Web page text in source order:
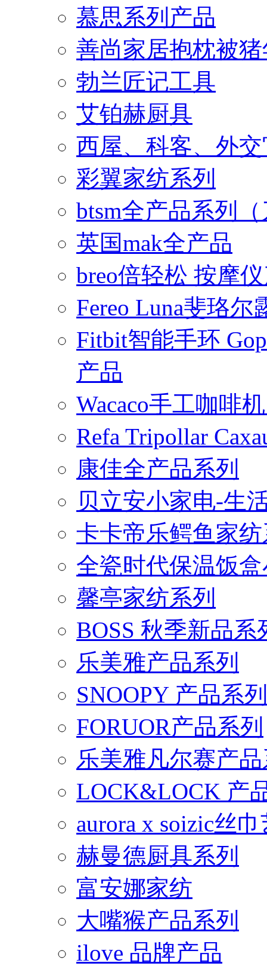
慕思系列产品
善尚家居抱枕被
勃兰匠记工具
艾铂赫厨具
西屋、科客、外
彩翼家纺系列
btsm全产品系列
英国mak全产品
breo倍轻松 按摩
Fereo Luna斐珞
Fitbit智能手环
产品
Wacaco手工咖啡
Refa Tripollar
康佳全产品系列
贝立安小家电-生
卡卡帝乐鳄鱼家
全瓷时代保温饭
馨亭家纺系列
BOSS 秋季新品系
乐美雅产品系列
SNOOPY 产品系列
FORUOR产品系列
乐美雅凡尔赛产
LOCK&LOCK 产
aurora x soizic丝
赫曼德厨具系列
富安娜家纺
大嘴猴产品系列
ilove 品牌产品